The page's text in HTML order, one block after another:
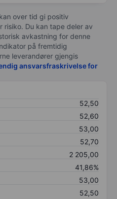
over tid gi positiv
Du kan tape deler av
avkastning for denne
på fremtidig
leverandører gjengis
ansvarsfraskrivelse for
52,50
52,60
53,00
52,70
2 205,00
41,86%
53,00
52,50